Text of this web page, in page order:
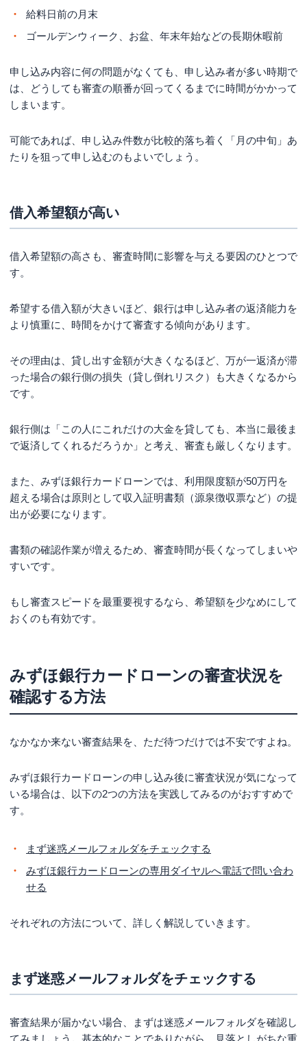
給料日前の月末
ゴールデンウィーク、お盆、年末年始などの長期休暇前
申し込み内容に何の問題がなくても、申し込み者が多い時期で
は、どうしても審査の順番が回ってくるまでに時間がかかって
しまいます。
可能であれば、申し込み件数が比較的落ち着く「月の中旬」あ
たりを狙って申し込むのもよいでしょう。
借入希望額が高い
借入希望額の高さも、審査時間に影響を与える要因のひとつで
す。
希望する借入額が大きいほど、銀行は申し込み者の返済能力を
より慎重に、時間をかけて審査する傾向があります。
その理由は、貸し出す金額が大きくなるほど、万が一返済が滞
った場合の銀行側の損失（貸し倒れリスク）も大きくなるから
です。
銀行側は「この人にこれだけの大金を貸しても、本当に最後ま
で返済してくれるだろうか」と考え、審査も厳しくなります。
また、みずほ銀行カードローンでは、利用限度額が50万円を
超える場合は原則として収入証明書類（源泉徴収票など）の提
出が必要になります。
書類の確認作業が増えるため、審査時間が長くなってしまいや
すいです。
もし審査スピードを最重要視するなら、希望額を少なめにして
おくのも有効です。
みずほ銀行カードローンの審査状況を
確認する方法
なかなか来ない審査結果を、ただ待つだけでは不安ですよね。
みずほ銀行カードローンの申し込み後に審査状況が気になって
いる場合は、以下の2つの方法を実践してみるのがおすすめで
す。
まず迷惑メールフォルダをチェックする
みずほ銀行カードローンの専用ダイヤルへ電話で問い合わ
せる
それぞれの方法について、詳しく解説していきます。
まず迷惑メールフォルダをチェックする
審査結果が届かない場合、まずは迷惑メールフォルダを確認し
てみましょう。基本的なことでありながら、見落としがちな重